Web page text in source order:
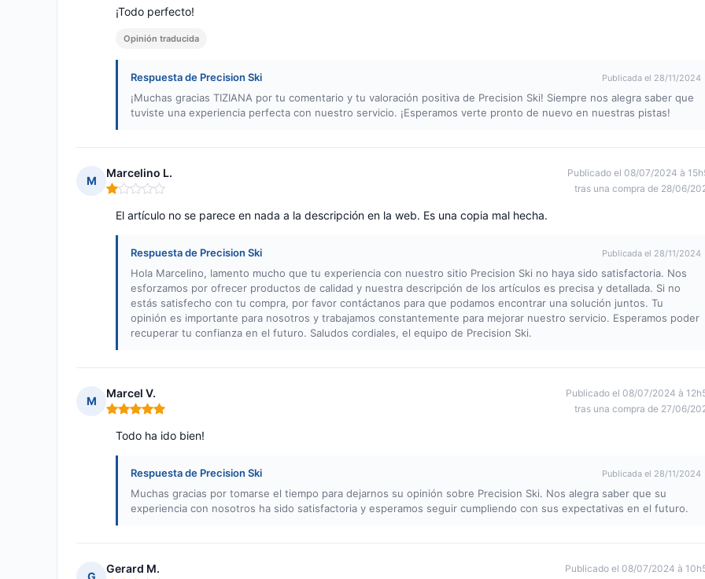
¡Todo perfecto!
Opinión traducida
Respuesta de Precision Ski Publicada el 28/11/2024
¡Muchas gracias TIZIANA por tu comentario y tu valoración positiva de Precision Ski! Siempre nos alegra saber que
tuviste una experiencia perfecta con nuestro servicio. ¡Esperamos verte pronto de nuevo en nuestras pistas!
M
Marcelino L.
Nota: 1 de 5
Publicado el 08/07/2024 à
tras una compra de 28/06/
El artículo no se parece en nada a la descripción en la web. Es una copia mal hecha.
Respuesta de Precision Ski Publicada el 28/11/2024
Hola Marcelino, lamento mucho que tu experiencia con nuestro sitio Precision Ski no haya sido satisfactoria. Nos
esforzamos por ofrecer productos de calidad y nuestra descripción de los artículos es precisa y detallada. Si no
estás satisfecho con tu compra, por favor contáctanos para que podamos encontrar una solución juntos. Tu
opinión es importante para nosotros y trabajamos constantemente para mejorar nuestro servicio. Esperamos poder
recuperar tu confianza en el futuro. Saludos cordiales, el equipo de Precision Ski.
M
Marcel V.
Nota: 5 de 5
Publicado el 08/07/2024 à
tras una compra de 27/06/
Todo ha ido bien!
Respuesta de Precision Ski Publicada el 28/11/2024
Muchas gracias por tomarse el tiempo para dejarnos su opinión sobre Precision Ski. Nos alegra saber que su
experiencia con nosotros ha sido satisfactoria y esperamos seguir cumpliendo con sus expectativas en el futuro.
Gerard M.
Publicado el 08/07/2024 à